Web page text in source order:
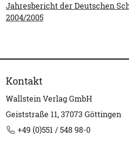
Jahresbericht der Deutschen
2004/2005
Kontakt
Wallstein Verlag GmbH
Geiststraße 11, 37073 Göttingen
+49 (0)551 / 548 98-0